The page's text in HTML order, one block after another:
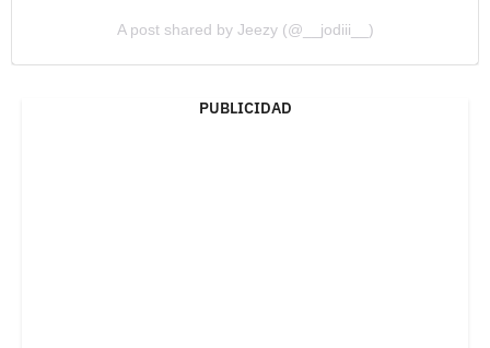
A post shared by Jeezy (@__jodiii__)
PUBLICIDAD